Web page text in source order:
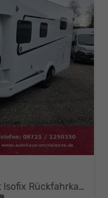
T 6.9 SBC 140 PS MT | Hubbett Isofix Rückfahrkamera Sofort verfügbar